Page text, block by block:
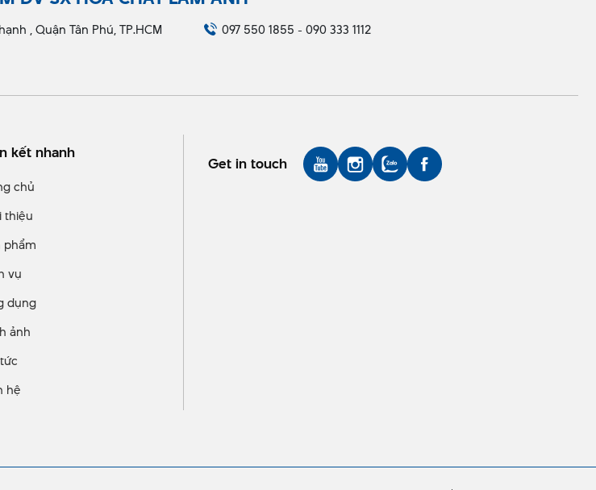
, Quận Tân Phú, TP.HCM
097 550 1855 - 090 333 1112
kết nhanh
chủ
thiệu
phẩm
vụ
dụng
ảnh
hệ
Get in touch